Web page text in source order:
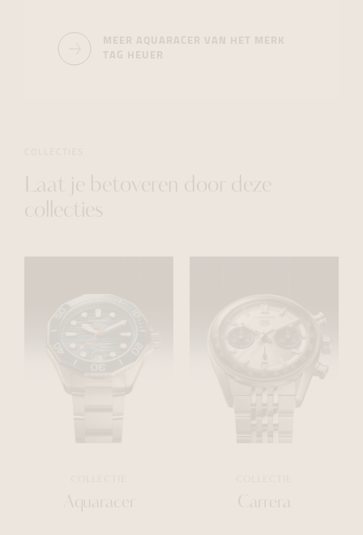
MEER AQUARACER VAN HET MERK
TAG HEUER
Laat je betoveren door deze
collecties
Aquaracer Carrera